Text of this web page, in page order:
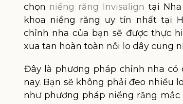
chọn niềng răng Invisalign tại
khoa niềng răng uy tín nhất tại
chỉnh nha của bạn sẽ được thực
xua tan hoàn toàn nỗi lo dây cung
Đây là phương pháp chỉnh nha có
nay. Bạn sẽ không phải đeo nhiều
như phương pháp niềng răng mắc